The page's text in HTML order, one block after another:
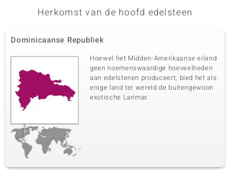
Herkomst van de hoofd edelsteen
Dominicaanse Republiek
Hoewel het Midden-Amerikaanse eiland
geen noemenswaardige hoeveelheden
aan edelstenen produceert, bied het als
enige land ter wereld de buitengewoon
exotische Larimar.